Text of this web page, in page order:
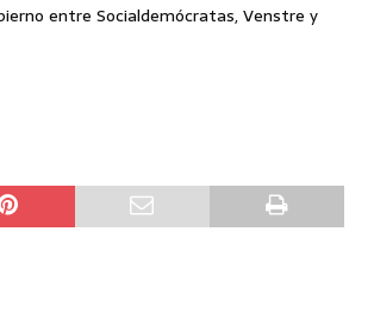
entre Socialdemócratas, Venstre y